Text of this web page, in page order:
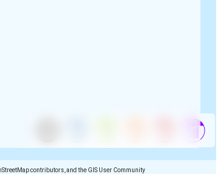
contributors, and the GIS User Community